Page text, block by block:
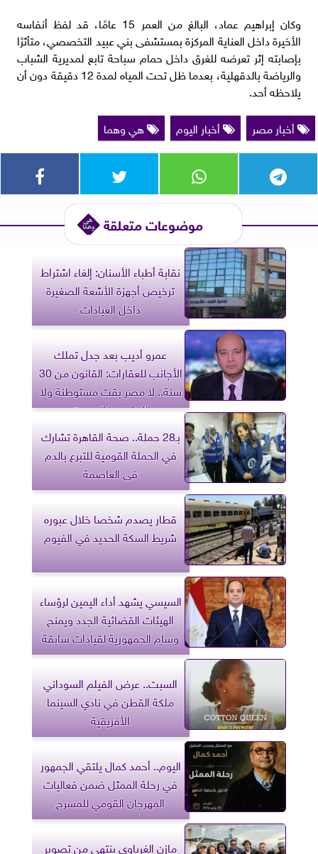
وكان إبراهيم عماد، البالغ من العمر 15 عامًا، قد لفظ أنفاسه
الأخيرة داخل العناية المركزة بمستشفى بني عبيد التخصصي، متأثرًا
بإصابته إثر تعرضه للغرق داخل حمام سباحة تابع لمديرية الشباب
والرياضة بالدقهلية، بعدما ظل تحت المياه لمدة 12 دقيقة دون أن
يلاحظه أحد.
أخبار مصر
أخبار اليوم هي وهما
موضوعات متعلقة
نقابة أطباء الأسنان: إلغاء اشتراط
ترخيص أجهزة الأشعة الصغيرة
داخل العيادات
عمرو أديب بعد جدل تملك
الأجانب للعقارات: القانون من 30
سنة.. لا مصر بقت مستوطنة ولا
اللغة فيها اتعوجت
بـ28 حملة.. صحة القاهرة تشارك
في الحملة القومية للتبرع بالدم
فى العاصمة
قطار يصدم شخصا خلال عبوره
شريط السكة الحديد في الفيوم
السيسي يشهد أداء اليمين لرؤساء
الهيئات القضائية الجدد ويمنح
وسام الجمهورية لقيادات سابقة
السبت.. عرض الفيلم السوداني
ملكة القطن في نادي السينما
الأفريقية
اليوم.. أحمد كمال يلتقي الجمهور
في رحلة الممثل ضمن فعاليات
المهرجان القومي للمسرح
مازن الغرباوي ينتهي من تصوير